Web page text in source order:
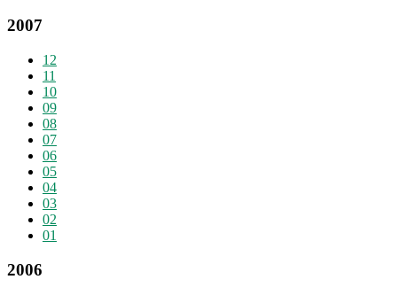
2007
12
11
10
09
08
07
06
05
04
03
02
01
2006